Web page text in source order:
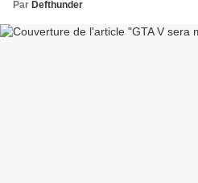
Par Defthunder